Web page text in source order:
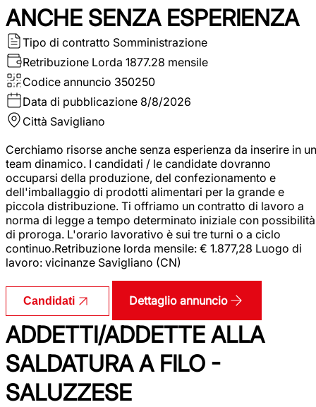
ANCHE SENZA ESPERIENZA
Tipo di contratto Somministrazione
Retribuzione Lorda 1877.28 mensile
Codice annuncio 350250
Data di pubblicazione 8/8/2026
Città Savigliano
Cerchiamo risorse anche senza esperienza da inserire in un
team dinamico. I candidati / le candidate dovranno
occuparsi della produzione, del confezionamento e
dell'imballaggio di prodotti alimentari per la grande e
piccola distribuzione. Ti offriamo un contratto di lavoro a
norma di legge a tempo determinato iniziale con possibilità
di proroga. L'orario lavorativo è sui tre turni o a ciclo
continuo.Retribuzione lorda mensile: € 1.877,28 Luogo di
lavoro: vicinanze Savigliano (CN)
Candidati Dettaglio annuncio
ADDETTI/ADDETTE ALLA
SALDATURA A FILO -
SALUZZESE